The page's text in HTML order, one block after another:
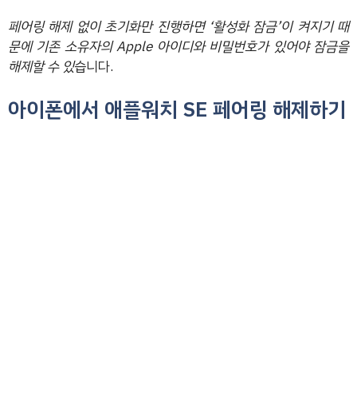
페어링 해제 없이 초기화만 진행하면 ‘활성화 잠금’이 켜지기 때
문에 기존 소유자의 Apple 아이디와 비밀번호가 있어야 잠금을
해제할 수 있습니다.
아이폰에서 애플워치 SE 페어링 해제하기